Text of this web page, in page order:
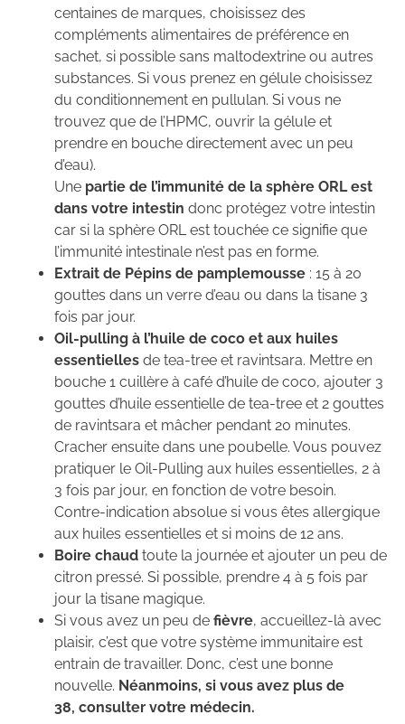
centaines de marques, choisissez des
compléments alimentaires de préférence en
sachet, si possible sans maltodextrine ou autres
substances. Si vous prenez en gélule choisissez
du conditionnement en pullulan. Si vous ne
trouvez que de l’HPMC, ouvrir la gélule et
prendre en bouche directement avec un peu
d’eau).
Une partie de l’immunité de la sphère ORL est
dans votre intestin donc protégez votre intestin
car si la sphère ORL est touchée ce signifie que
l’immunité intestinale n’est pas en forme.
Extrait de Pépins de pamplemousse : 15 à 20
gouttes dans un verre d’eau ou dans la tisane 3
fois par jour.
Oil-pulling à l’huile de coco et aux huiles
essentielles de tea-tree et ravintsara. Mettre en
bouche 1 cuillère à café d’huile de coco, ajouter 3
gouttes d’huile essentielle de tea-tree et 2 gouttes
de ravintsara et mâcher pendant 20 minutes.
Cracher ensuite dans une poubelle. Vous pouvez
pratiquer le Oil-Pulling aux huiles essentielles, 2 à
3 fois par jour, en fonction de votre besoin.
Contre-indication absolue si vous êtes allergique
aux huiles essentielles et si moins de 12 ans.
Boire chaud toute la journée et ajouter un peu de
citron pressé. Si possible, prendre 4 à 5 fois par
jour la tisane magique.
Si vous avez un peu de fièvre, accueillez-là avec
plaisir, c’est que votre système immunitaire est
entrain de travailler. Donc, c’est une bonne
nouvelle. Néanmoins, si vous avez plus de
38, consulter votre médecin.